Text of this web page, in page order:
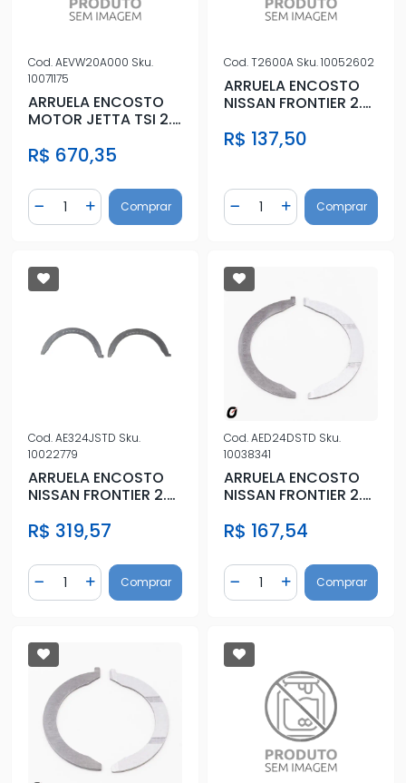
Cod.AEVW20A000 Sku.
10071175
ARRUELA ENCOSTO
MOTOR JETTA TSI 2.0
R$ 670,35
Diminuir Quantidade
Quantidade
Adicionar Quantidade
Comprar
Cod.T2600A Sku.10052602
ARRUELA ENCOSTO
NISSAN FRONTIER 2.5
R$ 137,50
Diminuir Quantidade
Quantidade
AdicionarComprar
Cod.AE324JSTD Sku.
10022779
ARRUELA ENCOSTO
NISSAN FRONTIER 2.5
2012
R$ 319,57
Diminuir Quantidade
Quantidade
Adicionar Quantidade
Comprar
Cod.AED24DSTD Sku.
10038341
ARRUELA ENCOSTO
NISSAN FRONTIER 2.5
2012
R$ 167,54
Diminuir Quantidade
Quantidade
AdicionarComprar